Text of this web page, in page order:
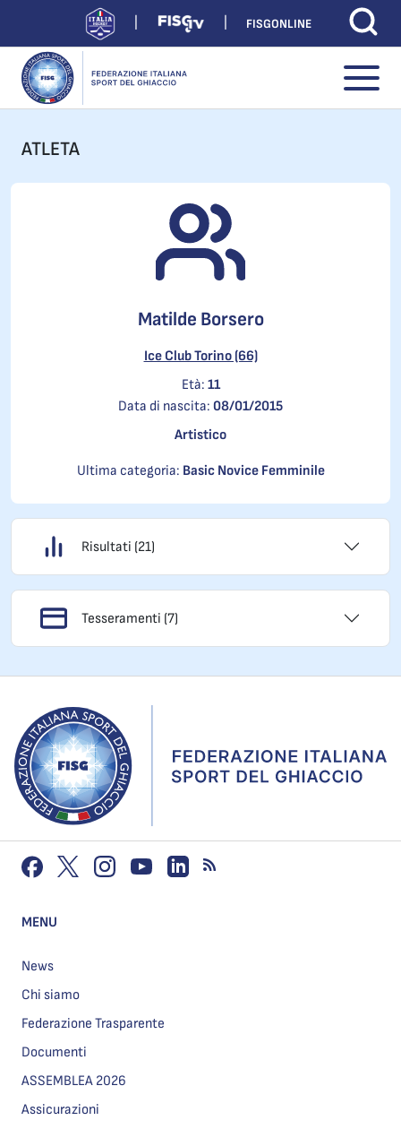
FISGONLINE
ATLETA
Matilde Borsero
Ice Club Torino (66)
Età: 11
Data di nascita: 08/01/2015
Artistico
Ultima categoria: Basic Novice Femminile
Risultati (21)
Tesseramenti (7)
MENU
News
Chi siamo
Federazione Trasparente
Documenti
ASSEMBLEA 2026
Assicurazioni